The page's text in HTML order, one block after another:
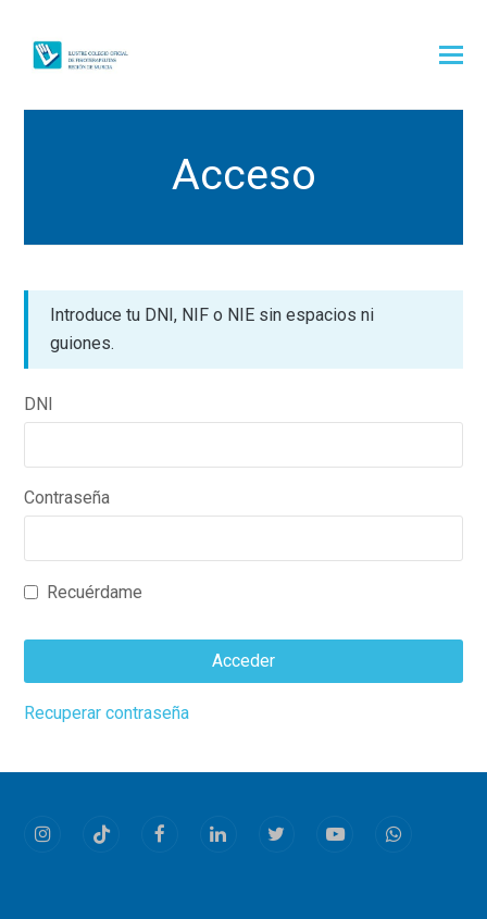
Acceso
Introduce tu DNI, NIF o NIE sin espacios ni
guiones.
DNI
Contraseña
Recuérdame
Acceder
This
should
left
Recuperar contraseña
InstagramTiktok FacebookLinkedInTwitterYoutubeWhatsapp